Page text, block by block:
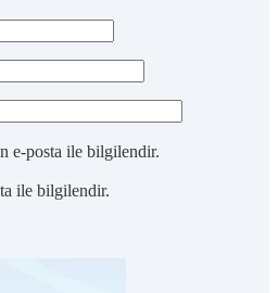
e-posta ile bilgilendir.
ile bilgilendir.